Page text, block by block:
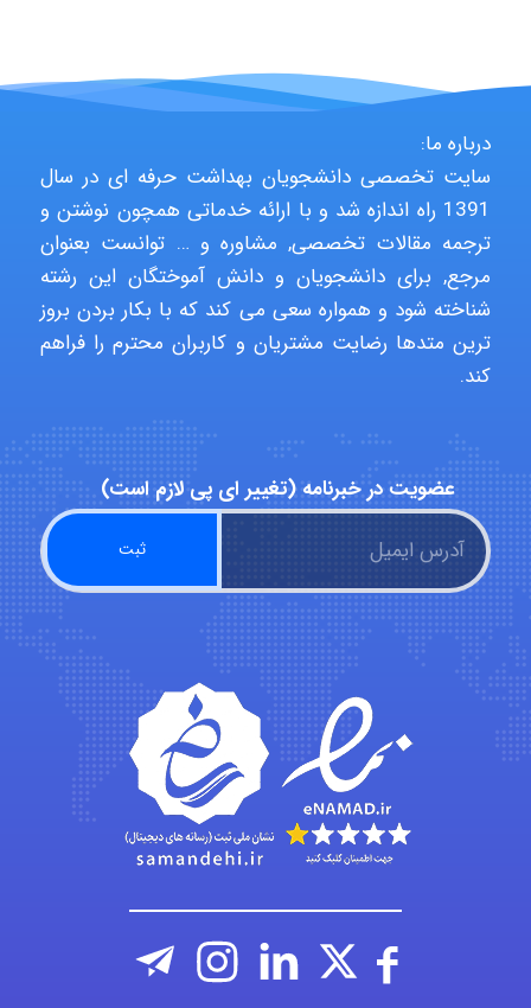
shbnm72
Minoo1375
Sara
vali
fahimeh sheibani
HaddadiMahsa
Niloofar
درباره ما:
سایت تخصصی دانشجویان بهداشت حرفه ای در سال
1391 راه اندازه شد و با ارائه خدماتی همچون نوشتن و
ترجمه مقالات تخصصی, مشاوره و … توانست بعنوان
مرجع, برای دانشجویان و دانش آموختگان این رشته
شناخته شود و همواره سعی می کند که با بکار بردن بروز
ترین متدها رضایت مشتریان و کاربران محترم را فراهم
کند.
عضویت در خبرنامه (تغییر ای پی لازم است)